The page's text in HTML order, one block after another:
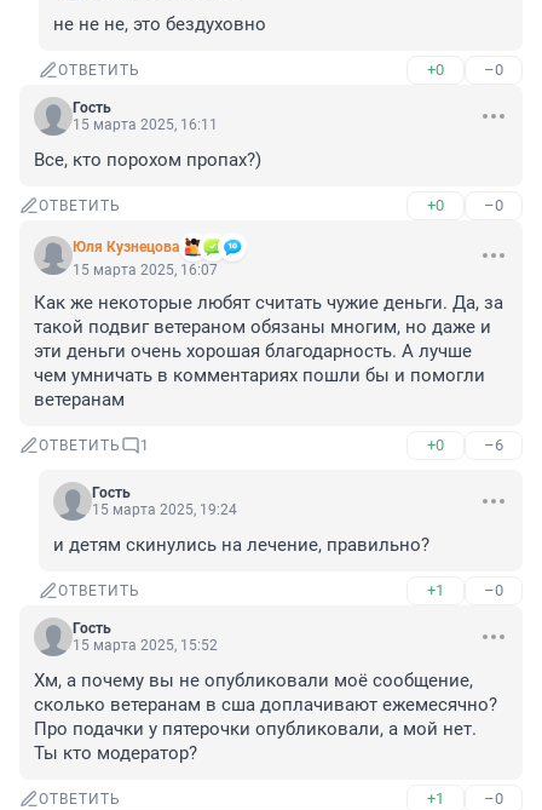
не не не, это бездуховно
ОТВЕТИТЬ +0 –0
Гость
15 марта 2025, 16:11
Все, кто порохом пропах?)
ОТВЕТИТЬ +0 –0
Юля Кузнецова
15 марта 2025, 16:07
Как же некоторые любят считать чужие деньги. Да, за
такой подвиг ветераном обязаны многим, но даже и
эти деньги очень хорошая благодарность. А лучше
чем умничать в комментариях пошли бы и помогли
ветеранам
ОТВЕТИТЬ 1 +0 –6
Гость
15 марта 2025, 19:24
и детям скинулись на лечение, правильно?
ОТВЕТИТЬ +1 –0
Гость
15 марта 2025, 15:52
Хм, а почему вы не опубликовали моё сообщение,
сколько ветеранам в сша доплачивают ежемесячно?
Про подачки у пятерочки опубликовали, а мой нет.
Ты кто модератор?
ОТВЕТИТЬ +1 –0